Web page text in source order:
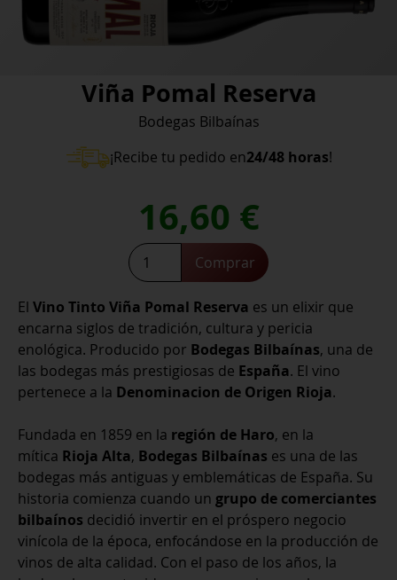
Viña Pomal Reserva
Bodegas Bilbaínas
¡Recibe tu pedido en24/48 horas!
16,60 €
Viña
Pomal
cantidad
Comprar
El Vino Tinto Viña Pomal Reserva es un elixir que
encarna siglos de tradición, cultura y pericia
enológica. Producido por Bodegas Bilbaínas, una de
las bodegas más prestigiosas de España. El vino
pertenece a la Denominacion de Origen Rioja.
Fundada en 1859 en la región de Haro, en la
mítica Rioja Alta, Bodegas Bilbaínas es una de las
bodegas más antiguas y emblemáticas de España. Su
historia comienza cuando un grupo de comerciantes
bilbaínos decidió invertir en el próspero negocio
vinícola de la época, enfocándose en la producción de
vinos de alta calidad. Con el paso de los años, la